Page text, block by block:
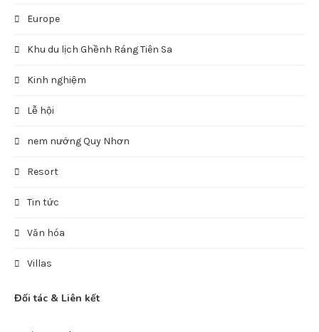
Europe
Khu du lịch Ghềnh Ráng Tiên Sa
Kinh nghiệm
Lễ hội
nem nướng Quy Nhơn
Resort
Tin tức
Văn hóa
Villas
Đối tác & Liên kết